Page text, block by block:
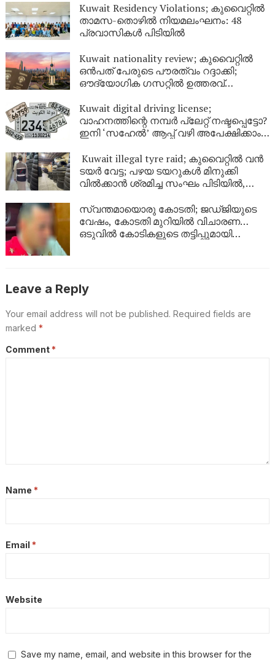
Kuwait Residency Violations; കുവൈറ്റിൽ
താമസ-തൊഴിൽ നിയമലംഘനം: 48
പ്രവാസികൾ പിടിയിൽ
Kuwait nationality review; കുവൈറ്റിൽ
ഒൻപത് പേരുടെ പൗരത്വം റദ്ദാക്കി;
ഔദ്യോഗിക ഗസറ്റിൽ ഉത്തരവ്
Kuwait digital driving license;
വാഹനത്തിന്റെ നമ്പര്‍ പ്ലേറ്റ് നഷ്ടപ്പെട്ടോ?
ഇനി ‘സഹേൽ’ ആപ്പ് വഴി അപേക്ഷിക്കാം;
ഉടൻ
Kuwait illegal tyre raid; കുവൈറ്റിൽ വൻ
ടയർ വേട്ട; പഴയ ടയറുകൾ മിനുക്കി
വിൽക്കാൻ ശ്രമിച്ച സംഘം പിടിയിൽ,
ടയറുകൾ
സ്വന്തമായൊരു കോടതി; ജഡ്ജിയുടെ
വേഷം, കോടതി മുറിയിൽ വിചാരണ…
ഒടുവിൽ കോടികളുടെ തട്ടിപ്പുമായി
Leave a Reply
Your email address will not be published. Required fields are
marked *
Comment *
Name *
Email *
Website
Save my name, email, and website in this browser for the